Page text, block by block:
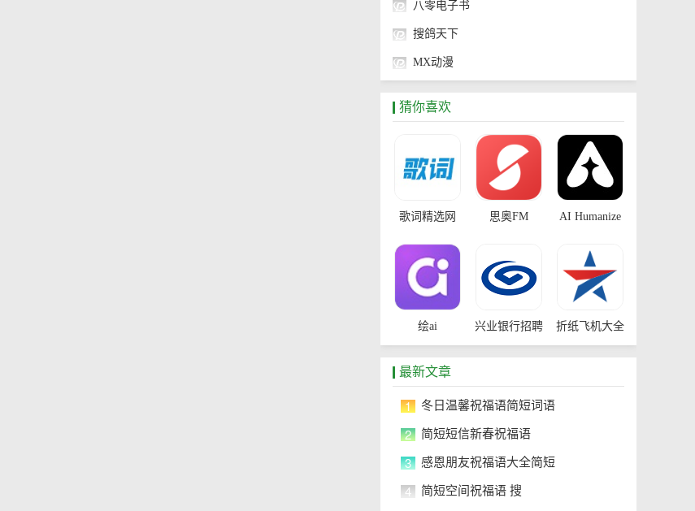
八零电子书
搜鸽天下
MX动漫
猜你喜欢
歌词精选网 思奥FM AI Humanize
绘ai 兴业银行招聘 折纸飞机大全
最新文章
1 冬日温馨祝福语简短词语
2 简短短信新春祝福语
3 感恩朋友祝福语大全简短
4 简短空间祝福语 搜